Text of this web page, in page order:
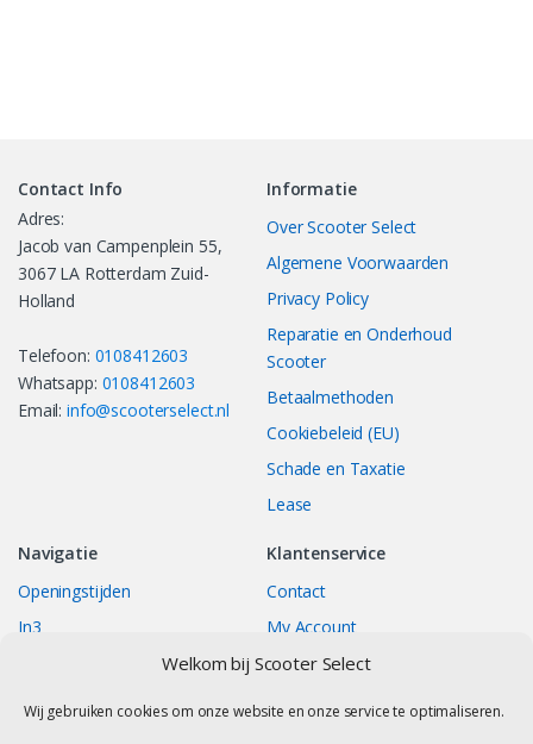
Welkom bij Scooter Select
Wij gebruiken cookies om onze website en onze service te optimaliseren.
Contact Info
Adres:
Jacob van Campenplein 55,
3067 LA Rotterdam Zuid-
Holland
Telefoon: 0108412603
Whatsapp: 0108412603
Email:info@scooterselect.nl
Informatie
Over Scooter Select
Algemene Voorwaarden
Privacy Policy
Reparatie en Onderhoud
Scooter
Betaalmethoden
Cookiebeleid (EU)
Schade en Taxatie
Lease
Navigatie
Openingstijden
In3
Klantenservice
Contact
My Account
Track your Order